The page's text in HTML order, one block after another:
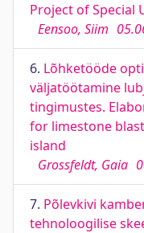
Project of Special
Eensoo, Siim
6. Lõhketööde
väljatöötamine
tingimustes.
for limestone
island
Grossfeldt, Gaia
7. Põlevkivi
tehnoloogilise